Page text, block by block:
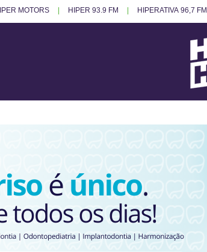
MOTORS HIPER 93.9 FM HIPERATIVA 96,7 FM